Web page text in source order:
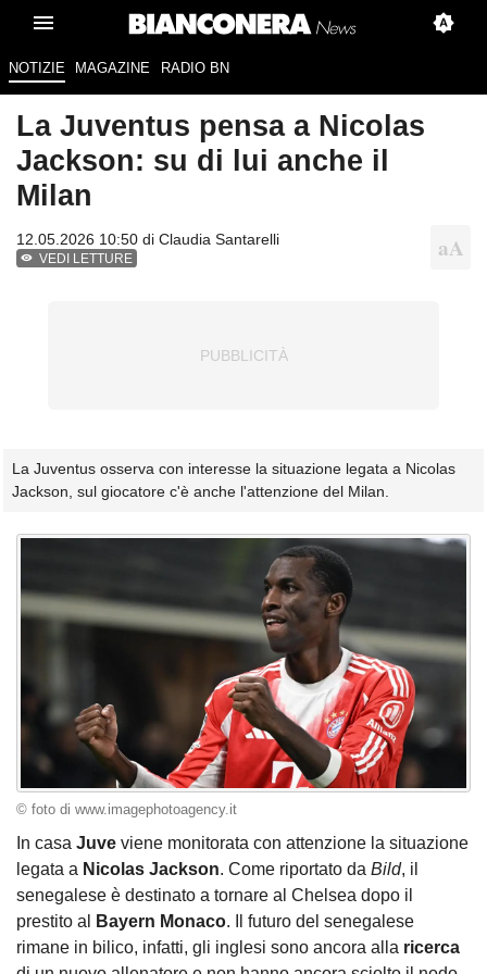
NOTIZIE MAGAZINE RADIO BN
La Juventus pensa a Nicolas
Jackson: su di lui anche il
Milan
12.05.2026 10:50 di Claudia Santarelli
VEDI LETTURE
La Juventus osserva con interesse la situazione legata a Nicolas
Jackson, sul giocatore c'è anche l'attenzione del Milan.
© foto di www.imagephotoagency.it
In casa Juve viene monitorata con attenzione la situazione
legata a Nicolas Jackson. Come riportato da Bild, il
senegalese è destinato a tornare al Chelsea dopo il
prestito al
Bayern Monaco. Il futuro del senegalese
rimane in bilico, infatti, gli inglesi sono ancora alla ricerca